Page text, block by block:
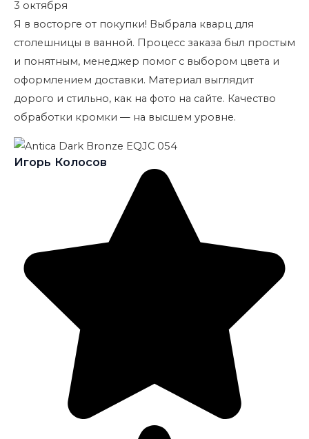
3 октября
Я в восторге от покупки! Выбрала кварц для
столешницы в ванной. Процесс заказа был простым
и понятным, менеджер помог с выбором цвета и
оформлением доставки. Материал выглядит
дорого и стильно, как на фото на сайте. Качество
обработки кромки — на высшем уровне.
Игорь Колосов